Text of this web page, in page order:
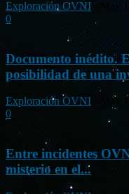
Exploración OVNI
0
Documento inédito.
posibilidad de una
Exploración OVNI
May
0
Entre incidentes
misterio en el...